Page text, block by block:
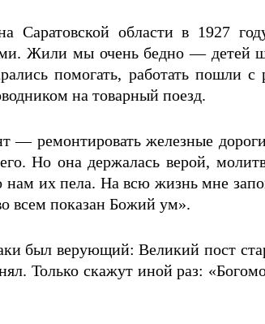
Саратовской области в 1927
Жили мы очень бедно — детей
помогать, работать пошли с
на товарный поезд.
— ремонтировать железные
Но она держалась верой,
нам их пела. На всю жизнь мне
всем показан Божий ум».
был верующий: Великий пост
Только скажут иной раз: